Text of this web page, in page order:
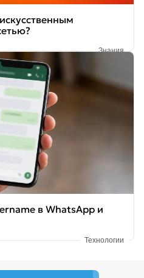
Знания
в WhatsApp и
Технологии